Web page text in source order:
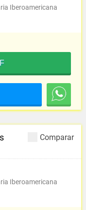
Iberoamericana
Comparar
Iberoamericana